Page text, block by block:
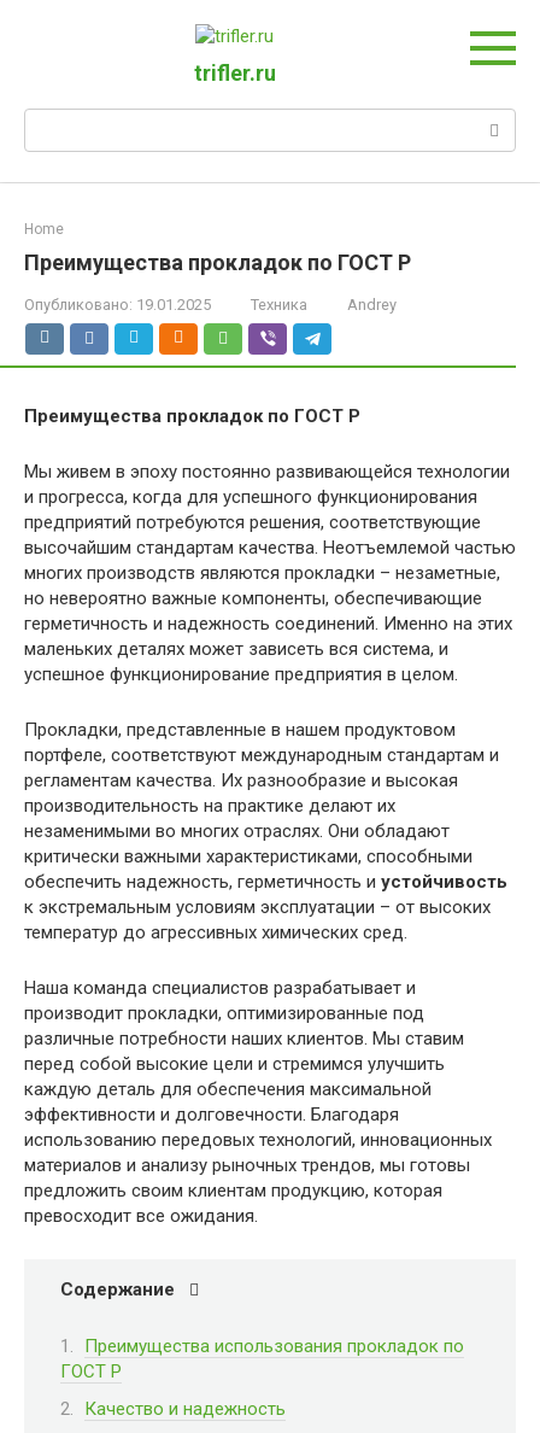
trifler.ru
Поиск:
Home
Преимущества прокладок по ГОСТ Р
Опубликовано: 19.01.2025 Техника Andrey
Преимущества прокладок по ГОСТ Р
Мы живем в эпоху постоянно развивающейся технологии
и прогресса, когда для успешного функционирования
предприятий потребуются решения, соответствующие
высочайшим стандартам качества. Неотъемлемой частью
многих производств являются прокладки – незаметные,
но невероятно важные компоненты, обеспечивающие
герметичность и надежность соединений. Именно на этих
маленьких деталях может зависеть вся система, и
успешное функционирование предприятия в целом.
Прокладки, представленные в нашем продуктовом
портфеле, соответствуют международным стандартам и
регламентам качества. Их разнообразие и высокая
производительность на практике делают их
незаменимыми во многих отраслях. Они обладают
критически важными характеристиками, способными
обеспечить надежность, герметичность и устойчивость
к экстремальным условиям эксплуатации – от высоких
температур до агрессивных химических сред.
Наша команда специалистов разрабатывает и
производит прокладки, оптимизированные под
различные потребности наших клиентов. Мы ставим
перед собой высокие цели и стремимся улучшить
каждую деталь для обеспечения максимальной
эффективности и долговечности. Благодаря
использованию передовых технологий, инновационных
материалов и анализу рыночных трендов, мы готовы
предложить своим клиентам продукцию, которая
превосходит все ожидания.
Содержание
Преимущества использования прокладок по
ГОСТ Р
Качество и надежность